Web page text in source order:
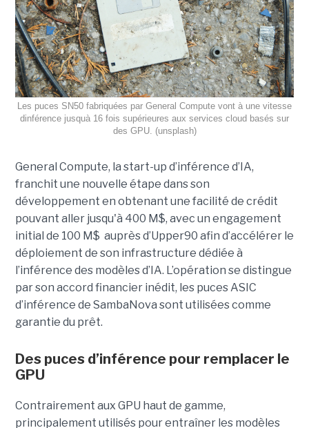
Les puces SN50 fabriquées par General Compute vont à une vitesse
dinférence jusquà 16 fois supérieures aux services cloud basés sur
des GPU. (unsplash)
General Compute, la start-up d’inférence d’IA,
franchit une nouvelle étape dans son
développement en obtenant une facilité de crédit
pouvant aller jusqu'à 400 M$, avec un engagement
initial de 100 M$ auprès d’Upper90 afin d’accélérer le
déploiement de son infrastructure dédiée à
l’inférence des modèles d’IA. L’opération se distingue
par son accord financier inédit, les puces ASIC
d’inférence de SambaNova sont utilisées comme
garantie du prêt.
Des puces d’inférence pour remplacer le
GPU
Contrairement aux GPU haut de gamme,
principalement utilisés pour entraîner les modèles